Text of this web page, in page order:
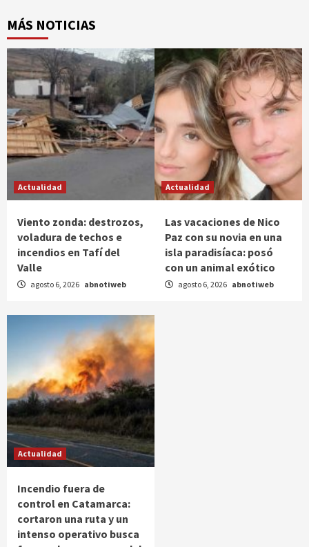
MÁS NOTICIAS
Actualidad
Viento zonda: destrozos,
voladura de techos e
incendios en Tafí del
Valle
agosto 6, 2026 abnotiweb
Actualidad
Las vacaciones de Nico
Paz con su novia en una
isla paradisíaca: posó
con un animal exótico
agosto 6, 2026 abnotiweb
Actualidad
Incendio fuera de
control en Catamarca:
cortaron una ruta y un
intenso operativo busca